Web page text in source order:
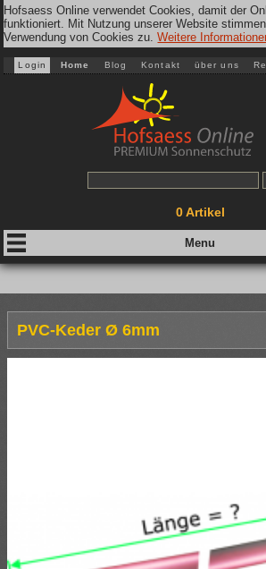
Hofsaess Online verwendet Cookies, damit der
funktioniert. Mit Nutzung unserer Website
Verwendung von Cookies zu.Weitere
Login Home Blog Kontakt über uns
0Artikel
PVC-Keder Ø 6mm